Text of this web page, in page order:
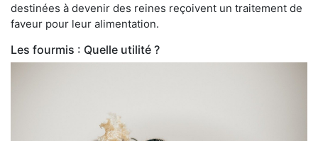
destinées à devenir des reines reçoivent un traitement de
faveur pour leur alimentation.
Les fourmis : Quelle utilité ?